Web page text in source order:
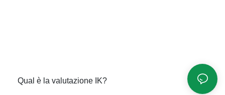
Qual è la valutazione IK?